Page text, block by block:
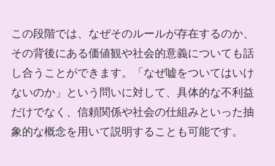
この段階では、なぜそのルールが存在するのか、
その背後にある価値観や社会的意義についても話
し合うことができます。「なぜ嘘をついてはいけ
ないのか」という問いに対して、具体的な不利益
だけでなく、信頼関係や社会の仕組みといった抽
象的な概念を用いて説明することも可能です。